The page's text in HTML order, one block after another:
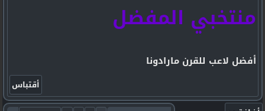
منتخبي المفضل
أفضل لاعب للقرن مارادونا